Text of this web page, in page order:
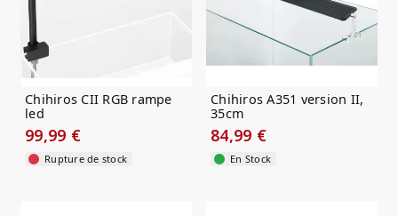
Chihiros CII RGB rampe
led
99,99 €
Rupture de stock
Chihiros A351 version II,
35cm
84,99 €
En Stock